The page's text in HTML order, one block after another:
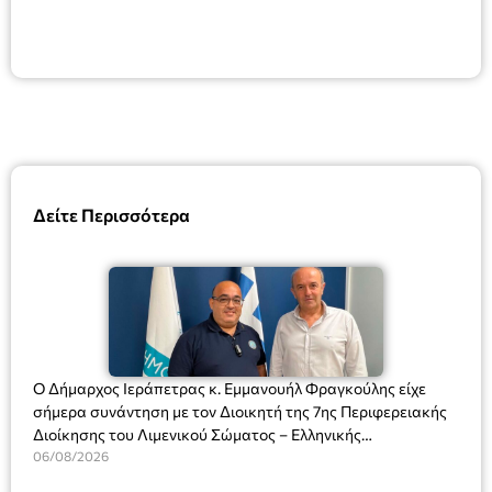
Δείτε Περισσότερα
Ο Δήμαρχος Ιεράπετρας κ. Εμμανουήλ Φραγκούλης είχε
σήμερα συνάντηση με τον Διοικητή της 7ης Περιφερειακής
Διοίκησης του Λιμενικού Σώματος – Ελληνικής
Ακτοφυλακής (Λ.Σ.-ΕΛ.ΑΚΤ.), Αρχιπλοίαρχο Λ.Σ. κ. Ιωάννη
06/08/2026